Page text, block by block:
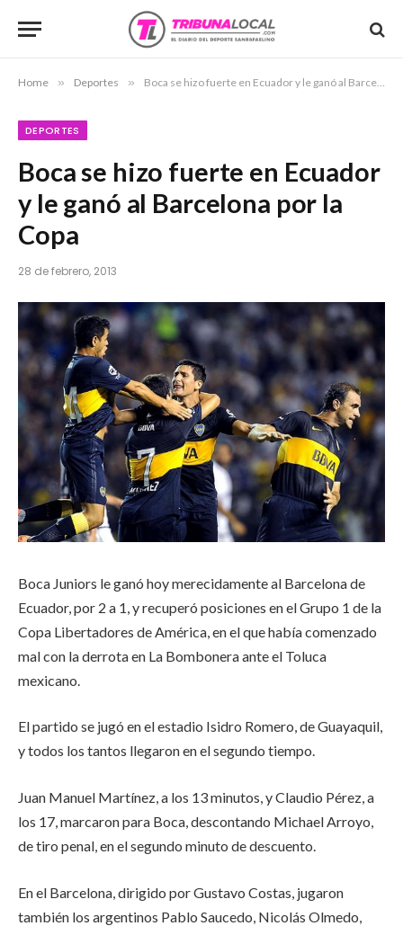
Home » Deportes » Boca se hizo fuerte en Ecuador y le ganó al Barcelona por la Copa
DEPORTES
Boca se hizo fuerte en Ecuador
y le ganó al Barcelona por la
Copa
28 de febrero, 2013
Boca Juniors le ganó hoy merecidamente al Barcelona de
Ecuador, por 2 a 1, y recuperó posiciones en el Grupo 1 de la
Copa Libertadores de América, en el que había comenzado
mal con la derrota en La Bombonera ante el Toluca
mexicano.
El partido se jugó en el estadio Isidro Romero, de Guayaquil,
y todos los tantos llegaron en el segundo tiempo.
Juan Manuel Martínez, a los 13 minutos, y Claudio Pérez, a
los 17, marcaron para Boca, descontando Michael Arroyo,
de tiro penal, en el segundo minuto de descuento.
En el Barcelona, dirigido por Gustavo Costas, jugaron
también los argentinos Pablo Saucedo, Nicolás Olmedo,